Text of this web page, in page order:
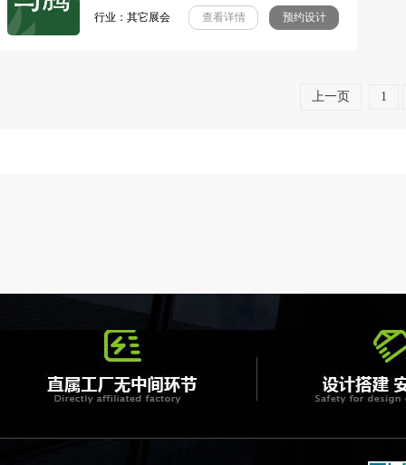
行业：其它展会 查看详情 预约设计
上一页 1